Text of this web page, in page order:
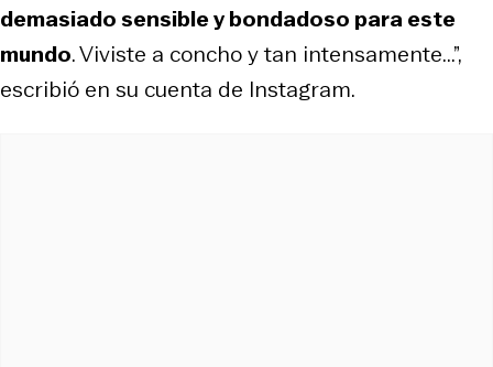
demasiado sensible y bondadoso para este
mundo. Viviste a concho y tan intensamente...”,
escribió en su cuenta de Instagram.